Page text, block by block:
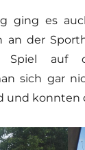
ging es
an der
auf
sich gar
und konnten